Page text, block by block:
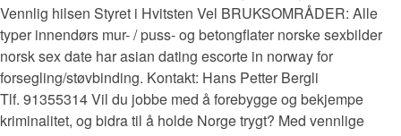
Vennlig hilsen Styret i Hvitsten Vel BRUKSOMRÅDER: Alle
typer innendørs mur- / puss- og betongflater norske sexbilder
norsk sex date har asian dating escorte in norway for
forsegling/støvbinding. Kontakt: Hans Petter Bergli
Tlf. 91355314 Vil du jobbe med å forebygge og bekjempe
kriminalitet, og bidra til å holde Norge trygt? Med vennlige